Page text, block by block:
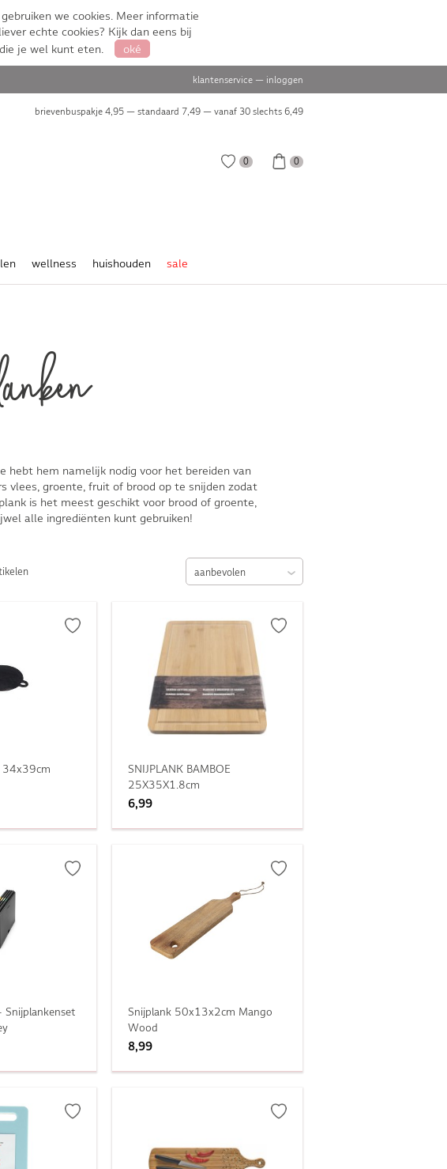
we cookies. Meer informatie
echte cookies? Kijk dan eens bij
je wel kunt eten. oké
klantenservice — inloggen
brievenbuspakje 4,95 — standaard 7,49 — vanaf 30 slechts 6,49
0 0
wellness huishouden sale
hebt hem namelijk nodig voor het bereiden van
vlees, groente, fruit of brood op te snijden zodat
is het meest geschikt voor brood of groente,
alle ingrediënten kunt gebruiken!
34x39cm
SNIJPLANK BAMBOE
25X35X1.8cm
6,99
Snijplankenset
Snijplank 50x13x2cm Mango
Wood
8,99